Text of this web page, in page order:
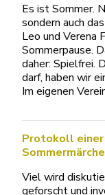
Es ist Sommer.
sondern auch
Leo und Verena
Sommerpause.
daher: Spielfrei.
darf, haben wir
Im eigenen
Protokoll einer
Viel wird
geforscht und